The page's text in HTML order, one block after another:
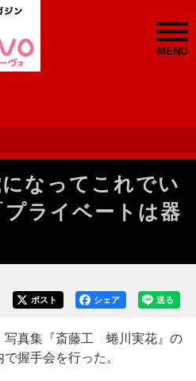
MENU
なってこれでい
ライベートは器
送る
シェア
ポスト
写真集『斎藤工 蜷川実花』の
握手会を行った。